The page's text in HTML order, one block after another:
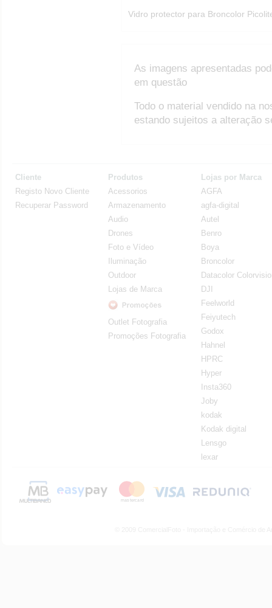
Vidro protector para Broncolor
As imagens apresentadas
em questão
Todo o material vendido na
estando sujeitos a alteração
Cliente
Registo Novo Cliente
Recuperar Password
Produtos
Acessorios
Armazenamento
Audio
Drones
Foto e Vídeo
Iluminação
Outdoor
Lojas de Marca
Outlet Fotografia
Promoções Fotografia
Lojas por Marca
AGFA
agfa-digital
Autel
Benro
Boya
Broncolor
Datacolor
DJI
Feelworld
Feiyutech
Godox
Hahnel
HPRC
Hyper
Insta360
Joby
kodak
Kodak digital
Lensgo
lexar